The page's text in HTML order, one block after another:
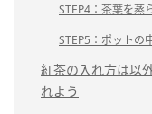
STEP4：茶葉を蒸
STEP5：ポットの
紅茶の入れ方は以
れよう